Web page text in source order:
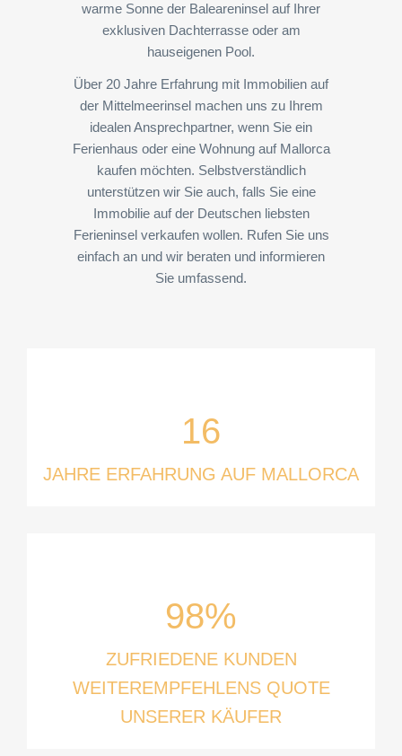
warme Sonne der Baleareninsel auf Ihrer
exklusiven Dachterrasse oder am
hauseigenen Pool.
Über 20 Jahre Erfahrung mit Immobilien auf
der Mittelmeerinsel machen uns zu Ihrem
idealen Ansprechpartner, wenn Sie ein
Ferienhaus oder eine Wohnung auf Mallorca
kaufen möchten. Selbstverständlich
unterstützen wir Sie auch, falls Sie eine
Immobilie auf der Deutschen liebsten
Ferieninsel verkaufen wollen. Rufen Sie uns
einfach an und wir beraten und informieren
Sie umfassend.
16
JAHRE ERFAHRUNG AUF MALLORCA
98%
ZUFRIEDENE KUNDEN
WEITEREMPFEHLENS QUOTE
UNSERER KÄUFER